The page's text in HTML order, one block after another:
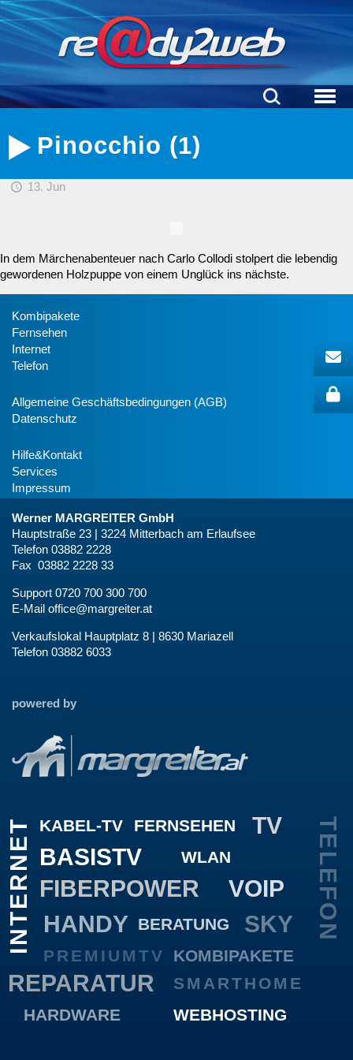
Pinocchio (1)
13. Jun
In dem Märchenabenteuer nach Carlo Collodi stolpert die lebendig
gewordenen Holzpuppe von einem Unglück ins nächste.
Kombipakete
Fernsehen
Internet
Telefon
Allgemeine Geschäftsbedingungen (AGB)
Datenschutz
Hilfe&Kontakt
Services
Impressum
Werner MARGREITER GmbH
Hauptstraße 23 | 3224 Mitterbach am Erlaufsee
Telefon 03882 2228
Fax 03882 2228 33
Support 0720 700 300 700
E-Mail office@margreiter.at
Verkaufslokal Hauptplatz 8 | 8630 Mariazell
Telefon 03882 6033
powered by
KABEL-TV
INTERNET TELEFON
FERNSEHEN
TV
BASISTV
PREMIUMTV
SKY
WLAN
WEBHOSTING
FIBERPOWER VOIP
BERATUNG
REPARATUR
HANDY
HARDWARE
SMARTHOME
KOMBIPAKETE